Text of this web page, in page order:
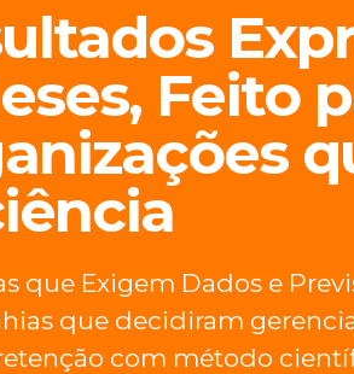
Feito
que Exigem Dados e
que decidiram
com método